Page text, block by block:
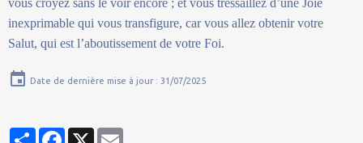
vous croyez sans le voir encore ; et vous tressaillez d’une Joie
inexprimable qui vous transfigure, car vous allez obtenir votre
Salut, qui est l’aboutissement de votre Foi.
Date de dernière mise à jour : 31/07/2025
PartagerFacebook
X